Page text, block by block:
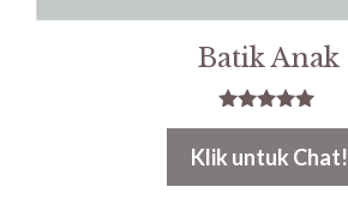
Batik Anak
5.00
Klik untuk Chat!